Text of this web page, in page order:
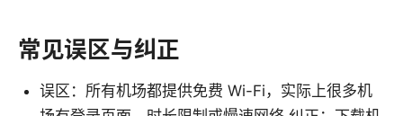
常见误区与纠正
误区：所有机场都提供免费 Wi-Fi，实际上很多机